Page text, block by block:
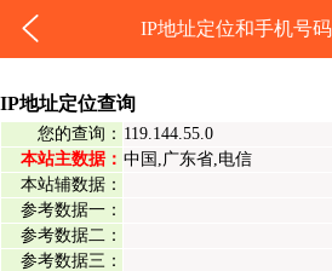
IP地址定位和手机号
IP地址定位查询
您的查询： 119.144.55.0
本站主数据： 中国,广东省,电信
本站辅数据：
参考数据一：
参考数据二：
参考数据三：